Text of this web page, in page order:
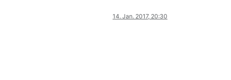
14. Jan. 2017, 20:30